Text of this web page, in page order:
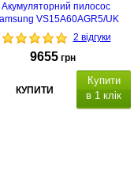
Акумуляторний пилосос
VS15A60AGR5/UK
2 відгуки
9655 грн
КУПИТИ
Купити
в 1 клік